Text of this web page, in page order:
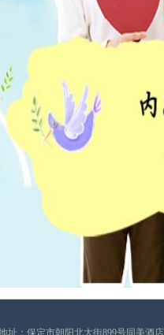
址：保定市朝阳北大街899号同美酒